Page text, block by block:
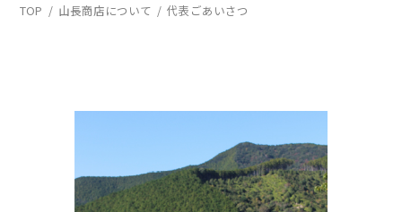
TOP 山長商店について 代表ごあいさつ